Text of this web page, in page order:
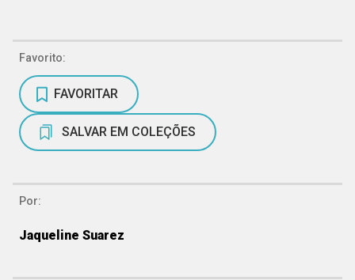
Favorito:
FAVORITAR
SALVAR EM COLEÇÕES
Por:
Jaqueline Suarez